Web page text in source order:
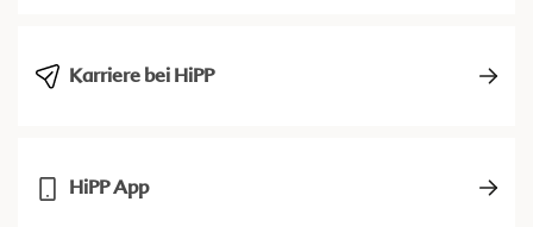
Karriere bei HiPP
HiPP App